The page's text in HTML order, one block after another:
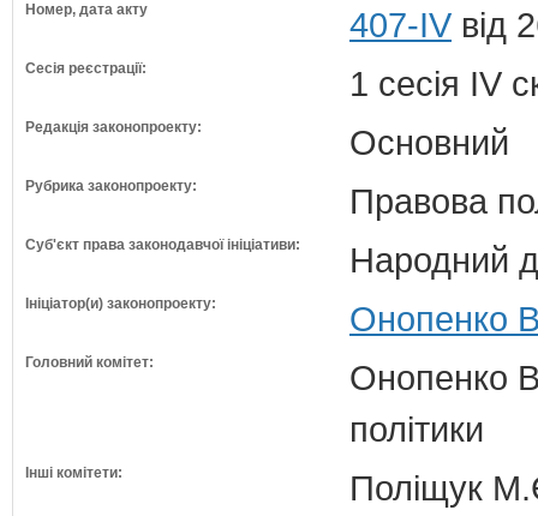
Номер, дата акту 407-IV від
Сесія реєстрації: 1 сесія IV
Редакція законопроекту: Основний
Рубрика законопроекту: Правова
Суб'єкт права законодавчої ініціативи: Народний
Ініціатор(и) законопроекту: Онопенко
Головний комітет:
Онопенко
політики
Інші комітети:
Поліщук